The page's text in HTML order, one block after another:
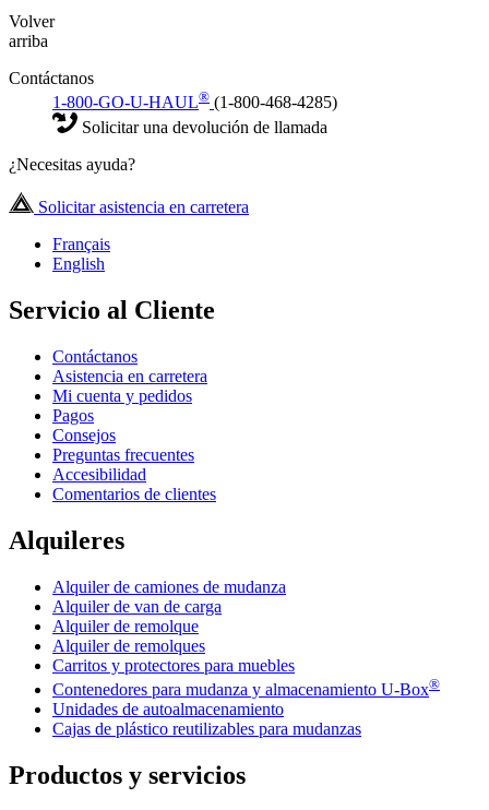
Volver
arriba
Contáctanos
1-800-GO-U-HAUL® (1-800-468-4285)
Solicitar una devolución de llamada
¿Necesitas ayuda?
Solicitar asistencia en carretera
Français
English
Servicio al Cliente
Contáctanos
Asistencia en carretera
Mi cuenta y pedidos
Pagos
Consejos
Preguntas frecuentes
Accesibilidad
Comentarios de clientes
Alquileres
Alquiler de camiones de mudanza
Alquiler de van de carga
Alquiler de remolque
Alquiler de remolques
Carritos y protectores para muebles
Contenedores para mudanza y almacenamiento U-Box®
Unidades de autoalmacenamiento
Cajas de plástico reutilizables para mudanzas
Productos y servicios